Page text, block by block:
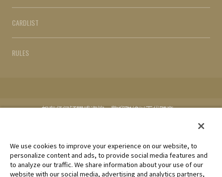
CARDLIST
RULES
如有任何疑問或咨詢，歡迎聯絡以下代理商。
未經許可，禁止使用、複製或複印此網站上的任何圖片、文本或數
We use cookies to improve your experience on our website, to
personalize content and ads, to provide social media features and
to analyze our traffic. We share information about your use of our
website with our social media, advertising and analytics partners,